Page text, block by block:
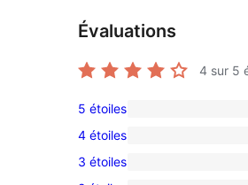
Évaluations
4 sur 5
4
avis
à
5 étoiles
0
avis
4 étoiles
0
3 étoiles